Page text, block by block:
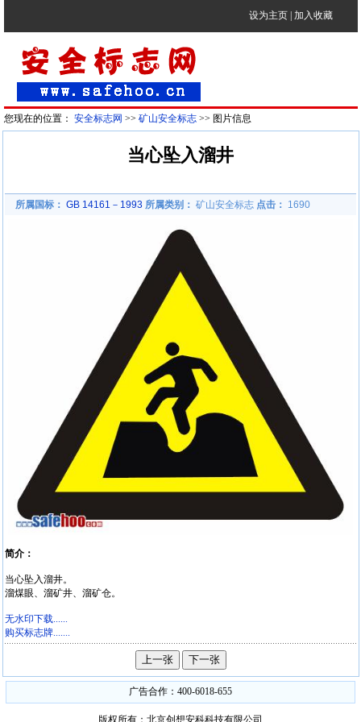
设为主页 加入收藏
您现在的位置： 安全标志网 >> 矿山安全标志>> 图片信息
当心坠入溜井
所属国标： GB 14161－1993 所属类别： 矿山安全标志 点击： 1690
简介：
当心坠入溜井。
溜煤眼、溜矿井、溜矿仓。
无水印下载......
购买标志牌.......
广告合作：400-6018-655
版权所有：北京创想安科科技有限公司